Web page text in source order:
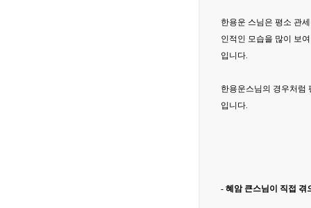
한용운 스님은 평소 관
인적인 모습을 많이 보
입니다.
한용운스님의 경우처럼
입니다.
- 혜암 큰스님이 직접 겪